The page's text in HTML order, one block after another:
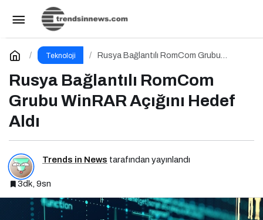
Teknoloji
Rusya Bağlantılı RomCom Grubu
Rusya Bağlantılı RomCom
Grubu WinRAR Açığını Hedef
Aldı
Trends in News tarafından yayınlandı
3dk, 9sn
YouTube Video İndirme Rehberi
Yorum Yap